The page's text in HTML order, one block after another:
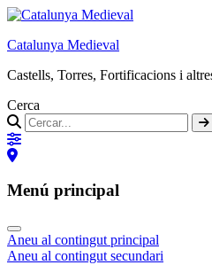
Catalunya Medieval
Castells, Torres, Fortificacions i
Cerca
Menú principal
Aneu al contingut principal
Aneu al contingut secundari